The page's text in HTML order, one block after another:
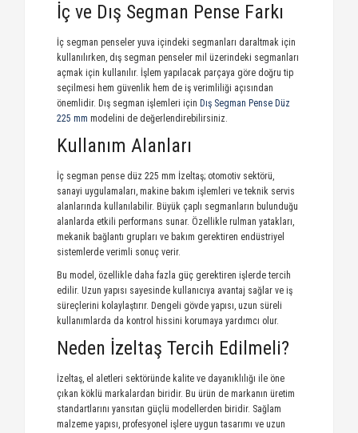
İç ve Dış Segman Pense Farkı
İç segman penseler yuva içindeki segmanları daraltmak için
kullanılırken, dış segman penseler mil üzerindeki segmanları
açmak için kullanılır. İşlem yapılacak parçaya göre doğru tip
seçilmesi hem güvenlik hem de iş verimliliği açısından
önemlidir. Dış segman işlemleri için Dış Segman Pense Düz
225 mm modelini de değerlendirebilirsiniz.
Kullanım Alanları
İç segman pense düz 225 mm İzeltaş; otomotiv sektörü,
sanayi uygulamaları, makine bakım işlemleri ve teknik servis
alanlarında kullanılabilir. Büyük çaplı segmanların bulunduğu
alanlarda etkili performans sunar. Özellikle rulman yatakları,
mekanik bağlantı grupları ve bakım gerektiren endüstriyel
sistemlerde verimli sonuç verir.
Bu model, özellikle daha fazla güç gerektiren işlerde tercih
edilir. Uzun yapısı sayesinde kullanıcıya avantaj sağlar ve iş
süreçlerini kolaylaştırır. Dengeli gövde yapısı, uzun süreli
kullanımlarda da kontrol hissini korumaya yardımcı olur.
Neden İzeltaş Tercih Edilmeli?
İzeltaş, el aletleri sektöründe kalite ve dayanıklılığı ile öne
çıkan köklü markalardan biridir. Bu ürün de markanın üretim
standartlarını yansıtan güçlü modellerden biridir. Sağlam
malzeme yapısı, profesyonel işlere uygun tasarımı ve uzun